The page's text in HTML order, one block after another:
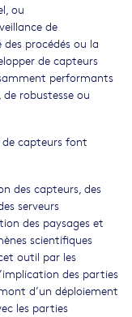
ou
de
procédés ou la
de capteurs
performants
robustesse ou
de capteurs font
des capteurs, des
serveurs
des paysages et
scientifiques
outil par les
des parties
d’un déploiement
les parties